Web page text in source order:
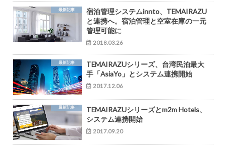
最新記事
宿泊管理システムinnto、TEMAIRAZU
と連携へ。宿泊管理と空室在庫の一元
管理可能に
2018.03.26
最新記事
TEMAIRAZUシリーズ、台湾民泊最大
手「AsiaYo」とシステム連携開始
2017.12.06
最新記事
TEMAIRAZUシリーズとm2m Hotels、
システム連携開始
2017.09.20